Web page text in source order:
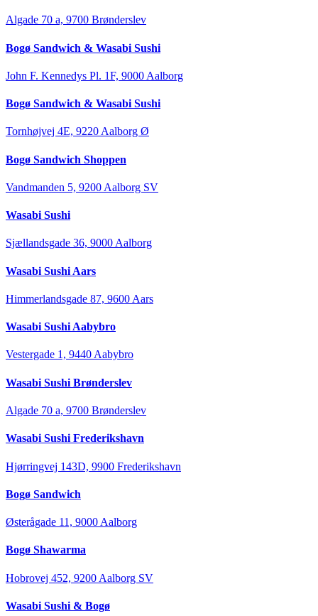
Algade 70 a, 9700 Brønderslev
Bogø Sandwich & Wasabi Sushi
John F. Kennedys Pl. 1F, 9000 Aalborg
Bogø Sandwich & Wasabi Sushi
Tornhøjvej 4E, 9220 Aalborg Ø
Bogø Sandwich Shoppen
Vandmanden 5, 9200 Aalborg SV
Wasabi Sushi
Sjællandsgade 36, 9000 Aalborg
Wasabi Sushi Aars
Himmerlandsgade 87, 9600 Aars
Wasabi Sushi Aabybro
Vestergade 1, 9440 Aabybro
Wasabi Sushi Brønderslev
Algade 70 a, 9700 Brønderslev
Wasabi Sushi Frederikshavn
Hjørringvej 143D, 9900 Frederikshavn
Bogø Sandwich
Østerågade 11, 9000 Aalborg
Bogø Shawarma
Hobrovej 452, 9200 Aalborg SV
Wasabi Sushi & Bogø